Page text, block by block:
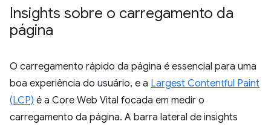
Insights sobre o carregamento da
página
O carregamento rápido da página é essencial para uma
boa experiência do usuário, e a Largest Contentful Paint
(LCP) é a Core Web Vital focada em medir o
carregamento da página. A barra lateral de insights